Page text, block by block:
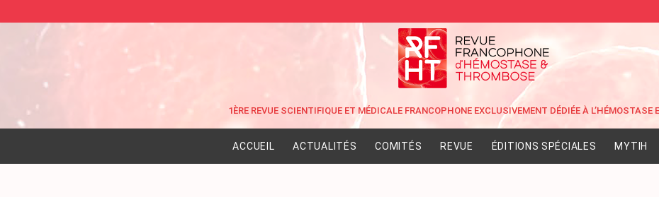
ACCUEIL ACTUALITÉS COMITÉS REVUE ÉDITIONS SPÉCIALES MYTIH